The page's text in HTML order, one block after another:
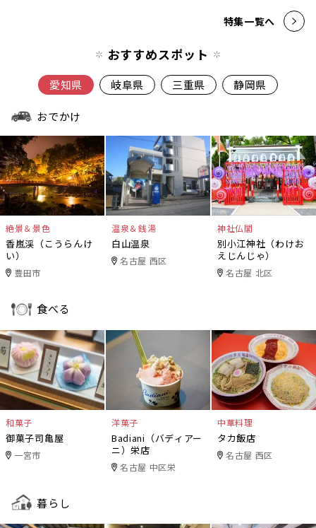
特集一覧へ
おすすめスポット
愛知県 岐阜県 三重県 静岡県
おでかけ
絶景＆景色
香嵐渓（こうらんけ
い）
豊田市
温泉＆銭湯
白山温泉
名古屋 西区
神社仏閣
別小江神社（わけお
えじんじゃ）
名古屋 北区
食べる
和菓子
御菓子司亀屋
一宮市
洋菓子
Badiani（バディアー
ニ）栄店
名古屋 中区栄
中華料理
タカ飯店
名古屋 西区
暮らし